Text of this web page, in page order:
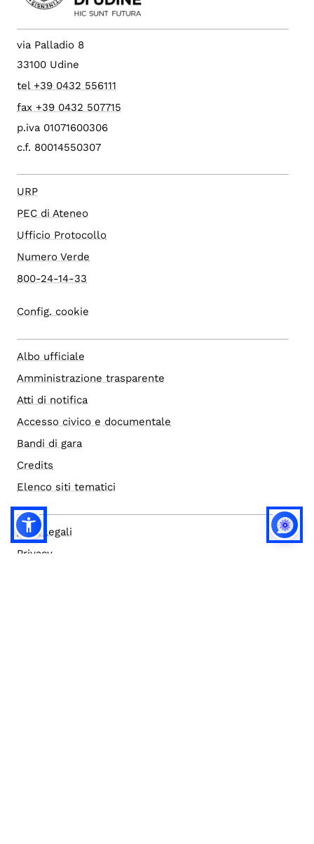
via Palladio 8
33100 Udine
tel +39 0432 556111
fax +39 0432 507715
p.iva 01071600306
c.f. 80014550307
URP
PEC di Ateneo
Ufficio Protocollo
Numero Verde
800-24-14-33
Config. cookie
Albo ufficiale
Amministrazione trasparente
Atti di notifica
Accesso civico e documentale
Bandi di gara
Credits
Elenco siti tematici
Note legali
Privacy